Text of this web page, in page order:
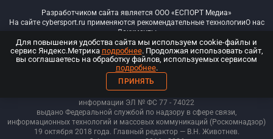
Разработчиком сайта является ООО «ЕСПОРТ Медиа»
На сайте cybersport.ru применяются рекомендательные технологииО нас
Документы
© ООО «Киберспорт.ру» — Все права защищены
18+
ООО «Киберспорт.ру». Свидетельство о регистрации средств массовой
информации ЭЛ № ФС 77 - 74022
выдано Федеральной службой по надзору в сфере связи,
информационных технологий и массовых коммуникаций (Роскомнадзор)
19 октября 2018 года. Главный редактор — В.Н. Животнев.
Для повышения удобства сайта мы используем cookie-файлы и
сервис Яндекс.Метрика подробнее. Продолжая использовать сайт,
вы соглашаетесь на обработку файлов, используемых сервисом
подробнее.
ПРИНЯТЬ